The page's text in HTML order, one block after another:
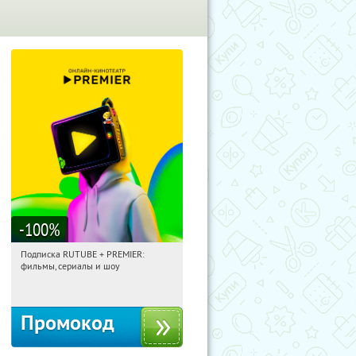
-100%
00:50:46 Получили:
Подписка RUTUBE + PREMIER:
фильмы, сериалы и шоу
Промокод